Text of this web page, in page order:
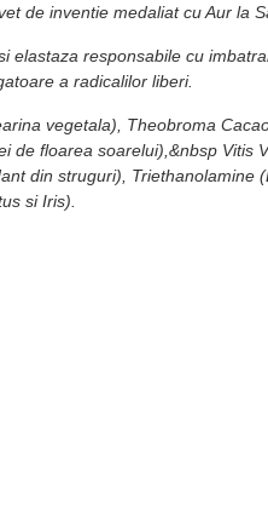
de inventie medaliat cu Aur la
responsabile cu
a radicalilor liberi.
vegetala), Theobroma
floarea soarelui),&nbsp
din struguri),
si Iris).